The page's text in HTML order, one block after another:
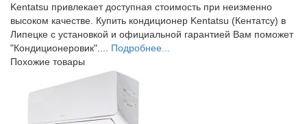
Kentatsu привлекает доступная стоимость при неизменно
высоком качестве. Купить кондиционер Kentatsu (Кентатсу) в
Липецке с установкой и официальной гарантией Вам поможет
"Кондиционеровик".... Подробнее...
Похожие товары